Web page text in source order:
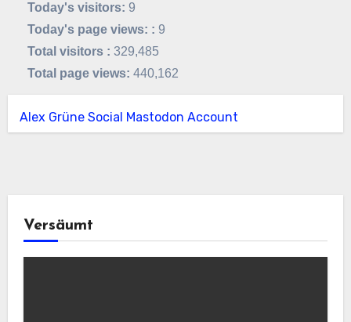
Today's visitors: 9
Today's page views: : 9
Total visitors :329,485
Total page views:440,162
Alex Grüne Social Mastodon Account
Versäumt